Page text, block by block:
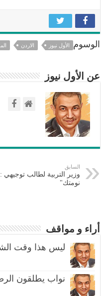
الوسوم الأول نيوز الاردن
عن الأول نيوز
السابق
وزير التربية لطالب
نومتك"
أراء و مواقف
ليس هذا وقت
نواب يطلقون